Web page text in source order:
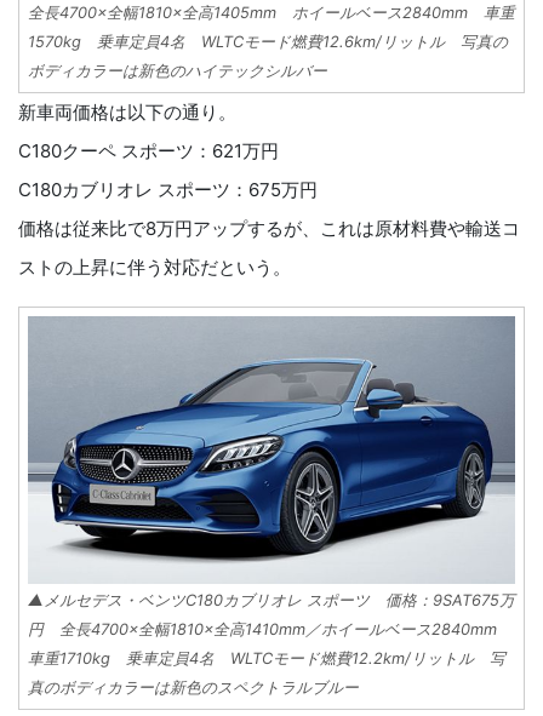
全長4700×全幅1810×全高1405mm ホイールベース2840mm 車重
1570kg 乗車定員4名 WLTCモード燃費12.6km/リットル 写真の
ボディカラーは新色のハイテックシルバー
新車両価格は以下の通り。
C180クーペ スポーツ：621万円
C180カブリオレ スポーツ：675万円
価格は従来比で8万円アップするが、これは原材料費や輸送コ
ストの上昇に伴う対応だという。
▲メルセデス・ベンツC180カブリオレ スポーツ 価格：9SAT675万
円 全長4700×全幅1810×全高1410mm／ホイールベース2840mm
車重1710kg 乗車定員4名 WLTCモード燃費12.2km/リットル 写
真のボディカラーは新色のスペクトラルブルー